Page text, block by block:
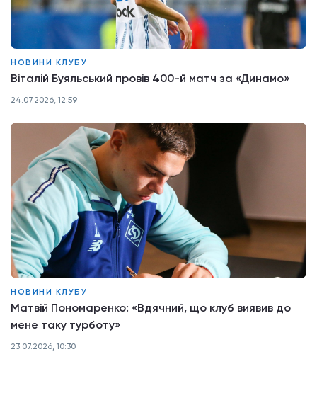
НОВИНИ КЛУБУ
Віталій Буяльський провів 400-й матч за «Динамо»
24.07.2026, 12:59
НОВИНИ КЛУБУ
Матвій Пономаренко: «Вдячний, що клуб виявив до
мене таку турботу»
23.07.2026, 10:30